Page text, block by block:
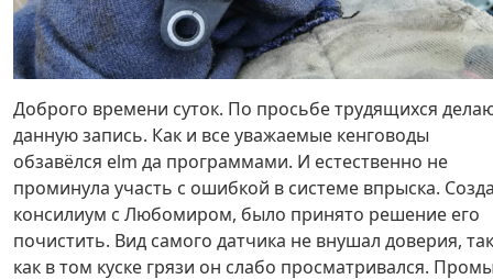
Доброго времени суток. По просьбе трудящихся
данную запись. Как и все уважаемые кенговоды
обзавёлся elm да программами. И естественно не
проминула участь с ошибкой в системе впрыска.
консилиум с Любомиром, было принято решение его
почистить. Вид самого датчика не внушал доверия, так
как в том куске грязи он слабо просматривался.